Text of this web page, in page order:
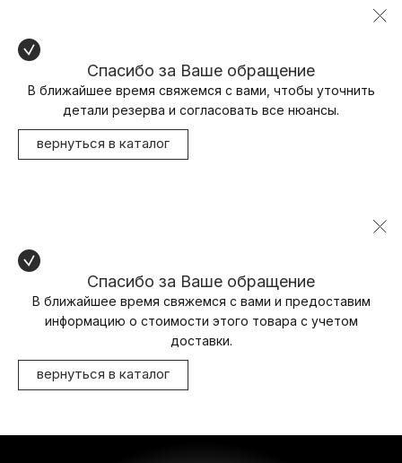
Спасибо за Ваше обращение
В ближайшее время свяжемся с вами, чтобы уточнить
детали резерва и согласовать все нюансы.
вернуться в каталог
Спасибо за Ваше обращение
В ближайшее время свяжемся с вами и предоставим
информацию о стоимости этого товара с учетом
доставки.
вернуться в каталог